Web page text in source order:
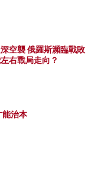
空襲 俄羅斯瀕臨戰敗
右戰局走向？
能治本